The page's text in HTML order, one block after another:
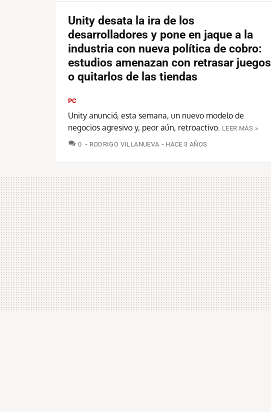
Unity desata la ira de los
desarrolladores y pone en jaque a la
industria con nueva política de cobro:
estudios amenazan con retrasar juegos
o quitarlos de las tiendas
PC
Unity anunció, esta semana, un nuevo modelo de
negocios agresivo y, peor aún, retroactivo. LEER MÁS »
0 COMENTARIOS
RODRIGO VILLANUEVA HACE 3 AÑOS